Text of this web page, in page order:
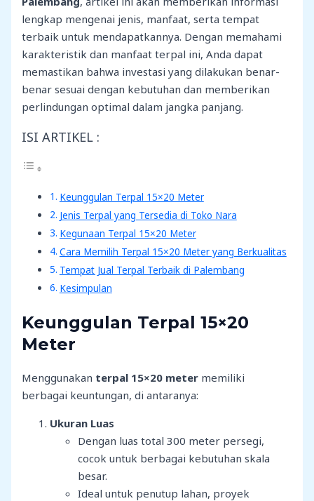
lengkap mengenai jenis, manfaat, serta tempat
terbaik untuk mendapatkannya. Dengan memahami
karakteristik dan manfaat terpal ini, Anda dapat
memastikan bahwa investasi yang dilakukan benar-
benar sesuai dengan kebutuhan dan memberikan
perlindungan optimal dalam jangka panjang.
ISI ARTIKEL :
Keunggulan Terpal 15×20 Meter
Jenis Terpal yang Tersedia di Toko Nara
Kegunaan Terpal 15×20 Meter
Cara Memilih Terpal 15×20 Meter yang Berkualitas
Tempat Jual Terpal Terbaik di Palembang
Kesimpulan
Keunggulan Terpal 15×20
Meter
Menggunakan terpal 15×20 meter memiliki
berbagai keuntungan, di antaranya:
Ukuran Luas
Dengan luas total 300 meter persegi,
cocok untuk berbagai kebutuhan skala
besar.
Ideal untuk penutup lahan, proyek